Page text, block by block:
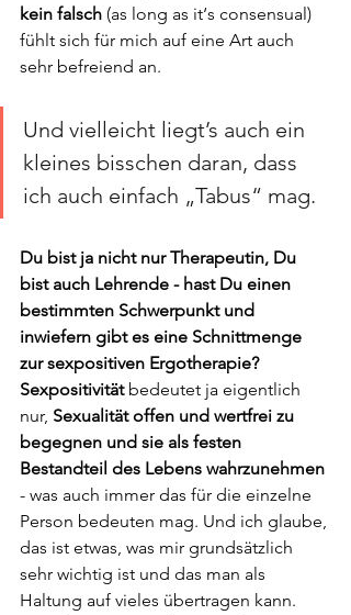
kein falsch (as long as it‘s consensual)
fühlt sich für mich auf eine Art auch
sehr befreiend an.
Und vielleicht liegt’s auch ein
kleines bisschen daran, dass
ich auch einfach „Tabus“ mag.
Du bist ja nicht nur Therapeutin, Du
bist auch Lehrende - hast Du einen
bestimmten Schwerpunkt und
inwiefern gibt es eine Schnittmenge
zur sexpositiven Ergotherapie?
Sexpositivität bedeutet ja eigentlich
nur, Sexualität offen und wertfrei zu
begegnen und sie als festen
Bestandteil des Lebens wahrzunehmen
- was auch immer das für die einzelne
Person bedeuten mag. Und ich glaube,
das ist etwas, was mir grundsätzlich
sehr wichtig ist und das man als
Haltung auf vieles übertragen kann.